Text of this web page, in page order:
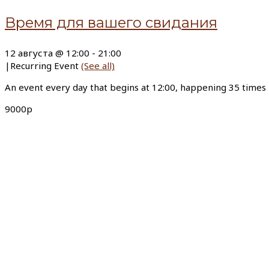
Время для вашего свидания
12 августа @ 12:00 - 21:00
| Recurring Event (See all)
An event every day that begins at 12:00, happening 35 times
9000р